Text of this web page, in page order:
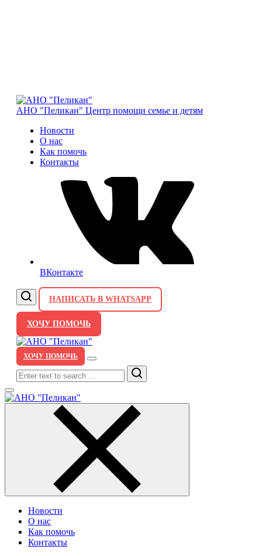
АНО "Пеликан" Центр помощи семье и детям
Новости
О нас
Как помочь
Контакты
ВКонтакте
НАПИСАТЬ В WHATSAPP
ХОЧУ ПОМОЧЬ
ХОЧУ ПОМОЧЬ
Search
Новости
О нас
Как помочь
Контакты